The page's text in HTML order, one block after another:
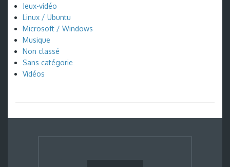
Jeux-vidéo
Linux / Ubuntu
Microsoft / Windows
Musique
Non classé
Sans catégorie
Vidéos